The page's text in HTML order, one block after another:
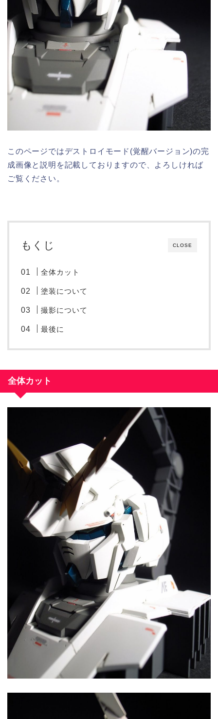
このページではデストロイモード(覚醒バージョン)の完
成画像と説明を記載しておりますので、よろしければ
ご覧ください。
CLOSE
もくじ
全体カット
塗装について
撮影について
最後に
全体カット